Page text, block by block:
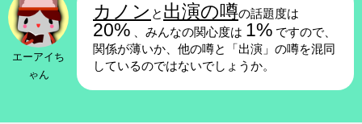
エーアイち
ゃん
カノン と 出演の噂の話題度は
20% 、みんなの関心度は 1% ですので、
関係が薄いか、他の噂と「出演」の噂を混同
しているのではないでしょうか。